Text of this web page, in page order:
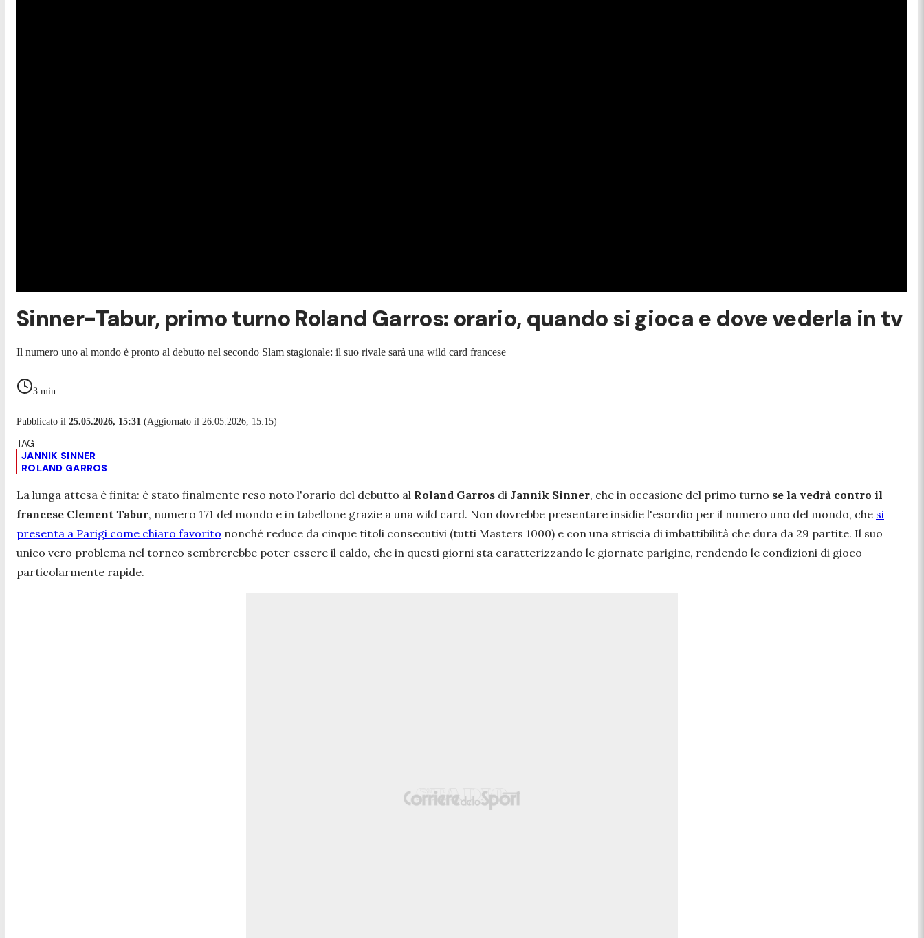
Sinner-Tabur, primo turno Roland Garros: orario, quando si gioca e dove vederla in tv
Il numero uno al mondo è pronto al debutto nel secondo Slam stagionale: il suo rivale sarà una wild card francese
3 min
Pubblicato il 25.05.2026, 15:31 (Aggiornato il 26.05.2026, 15:15)
JANNIK SINNER
ROLAND GARROS
La lunga attesa è finita: è stato finalmente reso noto l'orario del debutto al Roland Garros di Jannik Sinner, che in occasione del primo turno se la vedrà contro il
francese Clement Tabur, numero 171 del mondo e in tabellone grazie a una wild card. Non dovrebbe presentare insidie l'esordio per il numero uno del mondo, che si
presenta a Parigi come chiaro favorito nonché reduce da cinque titoli consecutivi (tutti Masters 1000) e con una striscia di imbattibilità che dura da 29 partite. Il suo
unico vero problema nel torneo sembrerebbe poter essere il caldo, che in questi giorni sta caratterizzando le giornate parigine, rendendo le condizioni di gioco
particolarmente rapide.